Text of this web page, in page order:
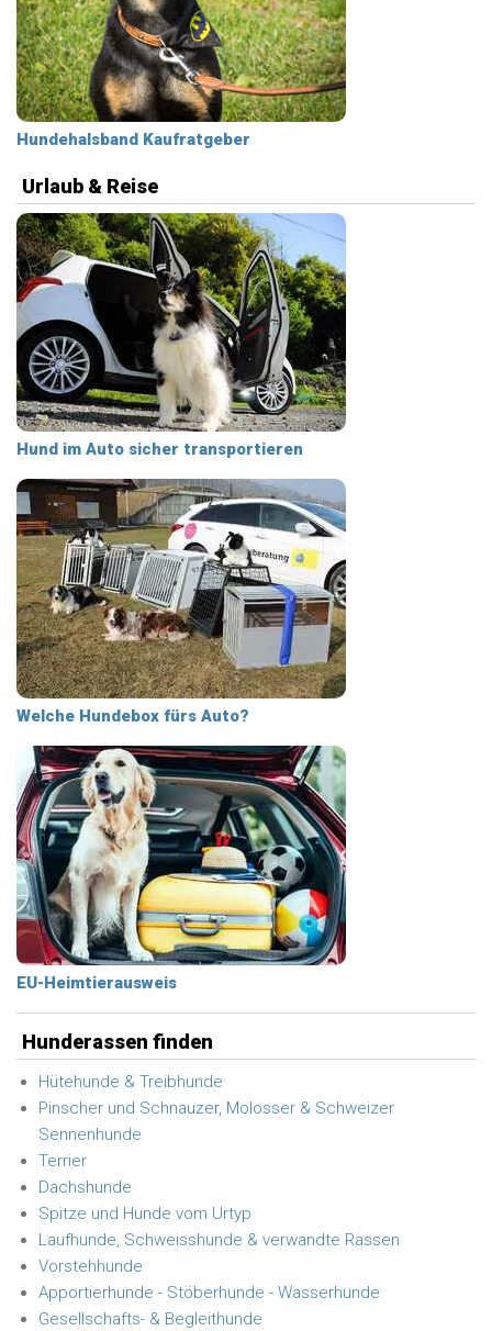
Hundehalsband Kaufratgeber
Urlaub & Reise
Hund im Auto sicher transportieren
Welche Hundebox fürs Auto?
EU-Heimtierausweis
Hunderassen finden
Hütehunde & Treibhunde
Pinscher und Schnauzer, Molosser & Schweizer
Sennenhunde
Terrier
Dachshunde
Spitze und Hunde vom Urtyp
Laufhunde, Schweisshunde & verwandte Rassen
Vorstehhunde
Apportierhunde - Stöberhunde - Wasserhunde
Gesellschafts- & Begleithunde